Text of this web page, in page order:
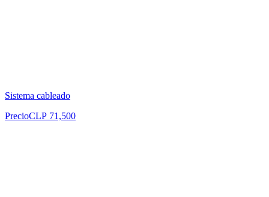
Sistema cableado
PrecioCLP 71,500